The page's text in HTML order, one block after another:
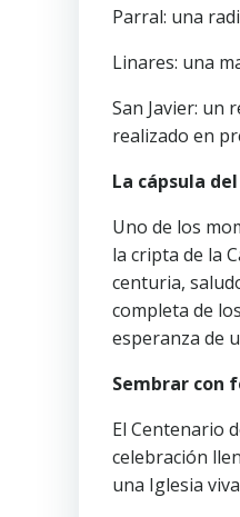
Parral: una
Linares: una
San Javier: un
realizado en
La cápsula
Uno de los
la cripta de la
centuria,
completa de
esperanza de
Sembrar con
El Centenario
celebración
una Iglesia